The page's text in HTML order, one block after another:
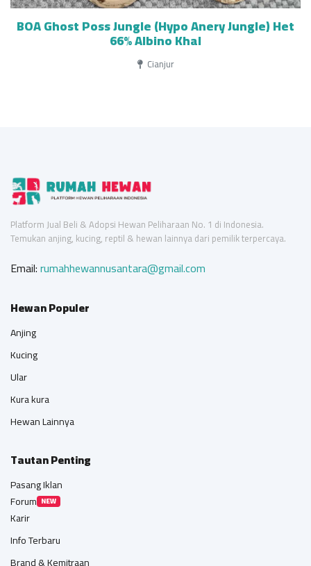
BOA Ghost Poss Jungle (Hypo Anery Jungle) Het
66% Albino Khal
Cianjur
Platform Jual Beli & Adopsi Hewan Peliharaan No. 1 di Indonesia.
Temukan anjing, kucing, reptil & hewan lainnya dari pemilik terpercaya.
Email:rumahhewannusantara@gmail.com
Hewan Populer
Anjing
Kucing
Ular
Kura kura
Hewan Lainnya
Tautan Penting
Pasang Iklan
Forum NEW
Karir
Info Terbaru